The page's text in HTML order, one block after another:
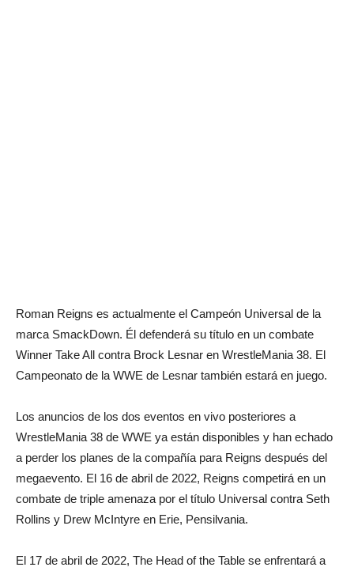
Roman Reigns es actualmente el Campeón Universal de la
marca SmackDown. Él defenderá su título en un combate
Winner Take All contra Brock Lesnar en WrestleMania 38. El
Campeonato de la WWE de Lesnar también estará en juego.
Los anuncios de los dos eventos en vivo posteriores a
WrestleMania 38 de WWE ya están disponibles y han echado
a perder los planes de la compañía para Reigns después del
megaevento. El 16 de abril de 2022, Reigns competirá en un
combate de triple amenaza por el título Universal contra Seth
Rollins y Drew McIntyre en Erie, Pensilvania.
El 17 de abril de 2022, The Head of the Table se enfrentará a